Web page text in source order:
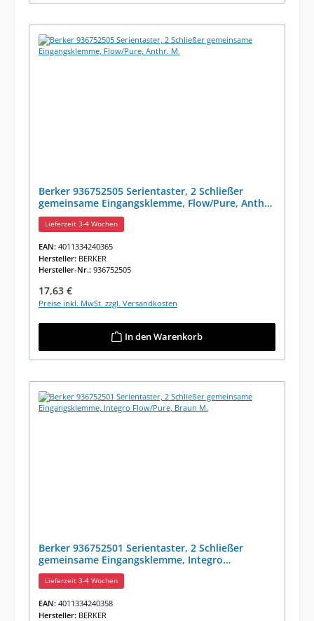
Berker 936752505 Serientaster, 2 Schließer
gemeinsame Eingangsklemme, Flow/Pure, Anthr.
M.
Lieferzeit 3-4 Wochen
EAN: 4011334240365
Hersteller: BERKER
Hersteller-Nr.: 936752505
Regulärer Preis:
17,63 €
Preise inkl. MwSt. zzgl. Versandkosten
In den Warenkorb
Berker 936752501 Serientaster, 2 Schließer
gemeinsame Eingangsklemme, Integro
Flow/Pure, Braun M.
Lieferzeit 3-4 Wochen
EAN: 4011334240358
Hersteller: BERKER